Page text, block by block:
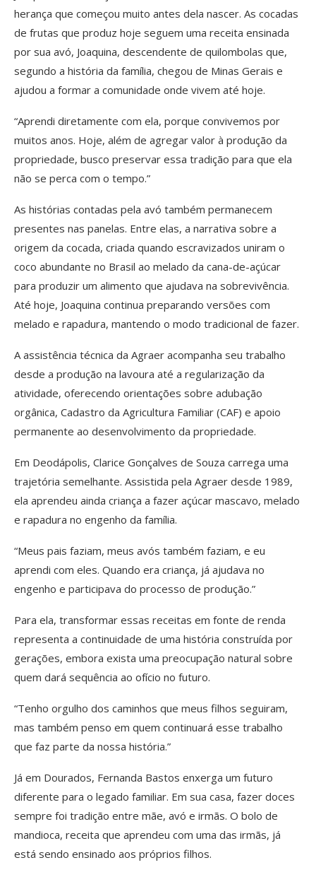
herança que começou muito antes dela nascer. As cocadas
de frutas que produz hoje seguem uma receita ensinada
por sua avó, Joaquina, descendente de quilombolas que,
segundo a história da família, chegou de Minas Gerais e
ajudou a formar a comunidade onde vivem até hoje.
“Aprendi diretamente com ela, porque convivemos por
muitos anos. Hoje, além de agregar valor à produção da
propriedade, busco preservar essa tradição para que ela
não se perca com o tempo.”
As histórias contadas pela avó também permanecem
presentes nas panelas. Entre elas, a narrativa sobre a
origem da cocada, criada quando escravizados uniram o
coco abundante no Brasil ao melado da cana-de-açúcar
para produzir um alimento que ajudava na sobrevivência.
Até hoje, Joaquina continua preparando versões com
melado e rapadura, mantendo o modo tradicional de fazer.
A assistência técnica da Agraer acompanha seu trabalho
desde a produção na lavoura até a regularização da
atividade, oferecendo orientações sobre adubação
orgânica, Cadastro da Agricultura Familiar (CAF) e apoio
permanente ao desenvolvimento da propriedade.
Em Deodápolis, Clarice Gonçalves de Souza carrega uma
trajetória semelhante. Assistida pela Agraer desde 1989,
ela aprendeu ainda criança a fazer açúcar mascavo, melado
e rapadura no engenho da família.
“Meus pais faziam, meus avós também faziam, e eu
aprendi com eles. Quando era criança, já ajudava no
engenho e participava do processo de produção.”
Para ela, transformar essas receitas em fonte de renda
representa a continuidade de uma história construída por
gerações, embora exista uma preocupação natural sobre
quem dará sequência ao ofício no futuro.
“Tenho orgulho dos caminhos que meus filhos seguiram,
mas também penso em quem continuará esse trabalho
que faz parte da nossa história.”
Já em Dourados, Fernanda Bastos enxerga um futuro
diferente para o legado familiar. Em sua casa, fazer doces
sempre foi tradição entre mãe, avó e irmãs. O bolo de
mandioca, receita que aprendeu com uma das irmãs, já
está sendo ensinado aos próprios filhos.